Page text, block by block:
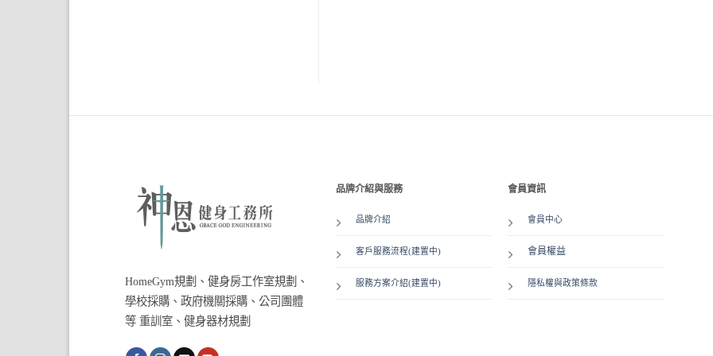
HomeGym規劃、健身房工作室規劃、
學校採購、政府機關採購、公司團體
等 重訓室、健身器材規劃
品牌介紹與服務
品牌介紹
客戶服務流程(建置中)
服務方案介紹(建置中)
會員資訊
會員中心
會員權益
隱私權與政策條款